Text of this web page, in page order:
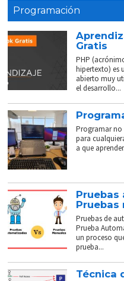
Programación
Gratis
PHP
hipertexto) es
abierto muy
el desarrollo...
Programar no
para
a que
Pruebas
Pruebas
Pruebas de
Prueba
un proceso
prueba...
Técnica